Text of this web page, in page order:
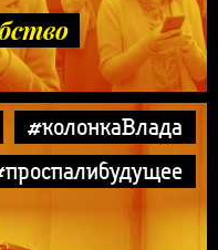
#колонкаВлада